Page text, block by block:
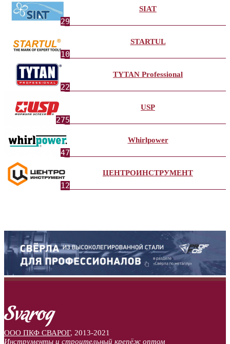
29
SIAT
10
STARTUL
22
TYTAN Professional
275
USP
47
Whirlpower
12
ЦЕНТРОИНСТРУМЕНТ
ООО ПКФ СВАРОГ, 2013-2021
Инструменты и строительный крепёж оптом